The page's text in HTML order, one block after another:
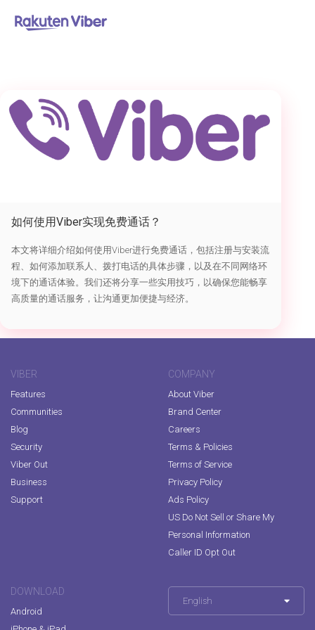
首页> 如何使用Viber通话
如何使用Viber实现免费通话？
本文将详细介绍如何使用Viber进行免费通话，包括注册与安装流
程、如何添加联系人、拨打电话的具体步骤，以及在不同网络环
境下的通话体验。我们还将分享一些实用技巧，以确保您能畅享
高质量的通话服务，让沟通更加便捷与经济。
VIBER
Features
Communities
Blog
Security
Viber Out
Business
Support
COMPANY
About Viber
Brand Center
Careers
Terms & Policies
Terms of Service
Privacy Policy
Ads Policy
US Do Not Sell or Share My
Personal Information
Caller ID Opt Out
DOWNLOAD
Android
English